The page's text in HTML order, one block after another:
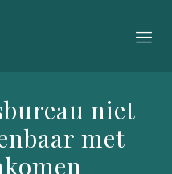
niet
met